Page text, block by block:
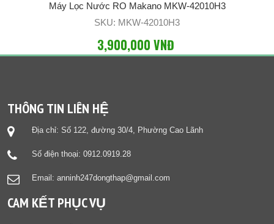
Máy Lọc Nước RO Makano MKW-42010H3
SKU: MKW-42010H3
3,900,000 VNĐ
THÔNG TIN LIÊN HỆ
Địa chỉ: Số 122, đường 30/4, Phường Cao Lãnh
Số điện thoại: 0912.0919.28
Email: anninh247dongthap@gmail.com
CAM KẾT PHỤC VỤ